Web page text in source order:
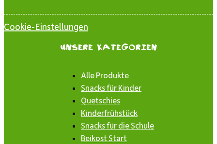
Cookie-Einstellungen
Unsere Kategorien
Alle Produkte
Snacks für Kinder
Quetschies
Kinderfrühstück
Snacks für die Schule
Beikost Start